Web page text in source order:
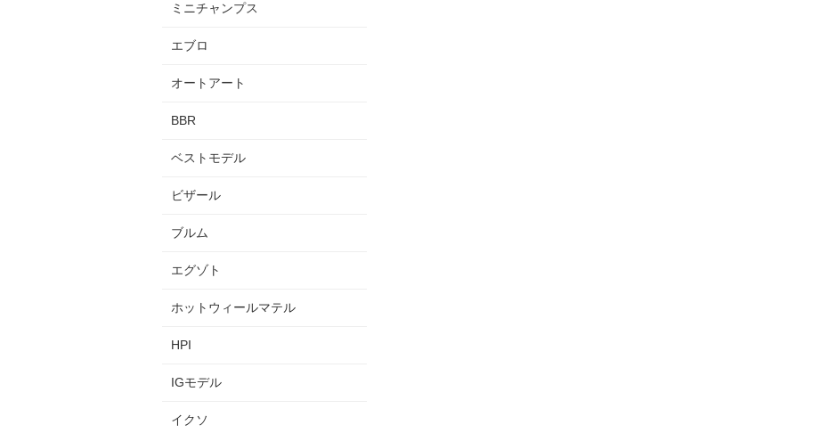
ミニチャンプス
エブロ
オートアート
BBR
ベストモデル
ビザール
ブルム
エグゾト
ホットウィールマテル
HPI
IGモデル
イクソ